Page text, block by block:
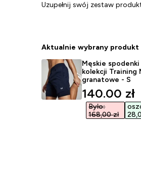
Uzupełnij swój zestaw
Aktualnie wybrany produkt
Męskie spodenki
kolekcji Training
granatowe - S
140.00 zł‎
Było:
168,00 zł‎